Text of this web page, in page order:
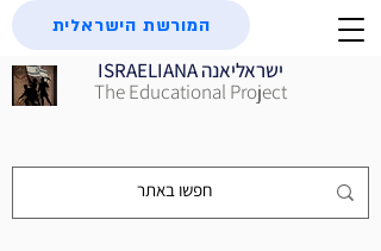
ISRAELIANA ישראליאנה
The Educational Project
המורשת הישראלית